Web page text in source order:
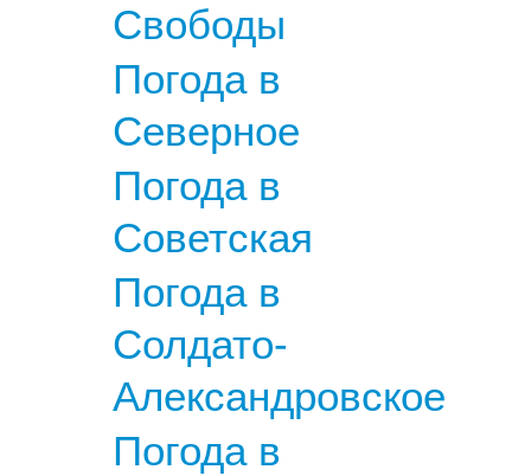
Свободы
Погода в
Северное
Погода в
Советская
Погода в
Солдато-
Александровское
Погода в